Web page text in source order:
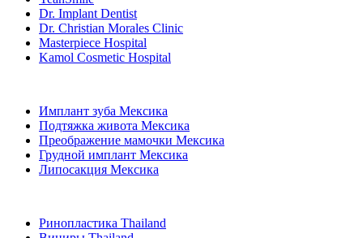
Dr. Implant Dentist
Dr. Christian Morales Clinic
Masterpiece Hospital
Kamol Cosmetic Hospital
Имплант зуба Мексика
Подтяжка живота Мексика
Преображение мамочки Мексика
Грудной имплант Мексика
Липосакция Мексика
Ринопластика Thailand